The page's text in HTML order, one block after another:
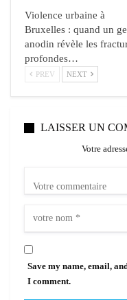
Violence urbaine à
Bruxelles : quand un
anodin révèle les
profondes…
PREV NEXT
LAISSER UN
Votre
Save my name, email,
I comment.